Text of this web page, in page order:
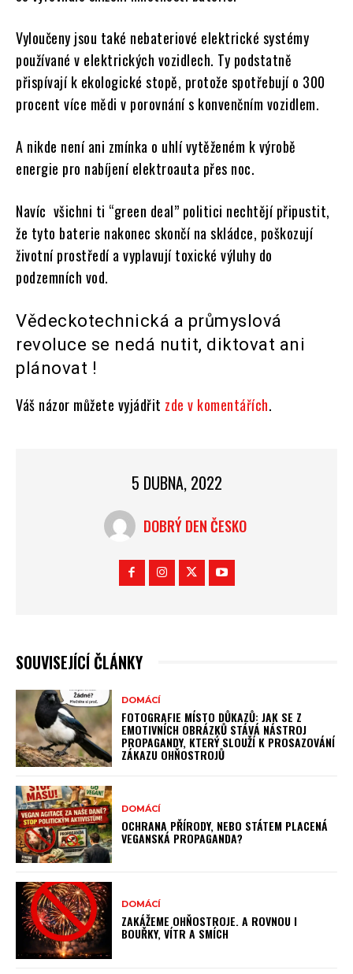
Vyloučeny jsou také nebateriové elektrické systémy
používané v elektrických vozidlech. Ty podstatně
přispívají k ekologické stopě, protože spotřebují o 300
procent více mědi v porovnání s konvenčním vozidlem.
A nikde není ani zmínka o uhlí vytěženém k výrobě
energie pro nabíjení elektroauta přes noc.
Navíc všichni ti “green deal” politici nechtějí připustit,
že tyto baterie nakonec skončí na skládce, poškozují
životní prostředí a vyplavují toxické výluhy do
podzemních vod.
Vědeckotechnická a průmyslová
revoluce se nedá nutit, diktovat ani
plánovat !
Váš názor můžete vyjádřit zde v komentářích.
5 DUBNA, 2022
DOBRÝ DEN ČESKO
SOUVISEJÍCÍ ČLÁNKY
DOMÁCÍ
FOTOGRAFIE MÍSTO DŮKAZŮ: JAK SE Z
EMOTIVNÍCH OBRÁZKŮ STÁVÁ NÁSTROJ
PROPAGANDY, KTERÝ SLOUŽÍ K PROSAZOVÁNÍ
ZÁKAZU OHŇOSTROJŮ
DOMÁCÍ
OCHRANA PŘÍRODY, NEBO STÁTEM PLACENÁ
VEGANSKÁ PROPAGANDA?
DOMÁCÍ
ZAKÁŽEME OHŇOSTROJE. A ROVNOU I
BOUŘKY, VÍTR A SMÍCH